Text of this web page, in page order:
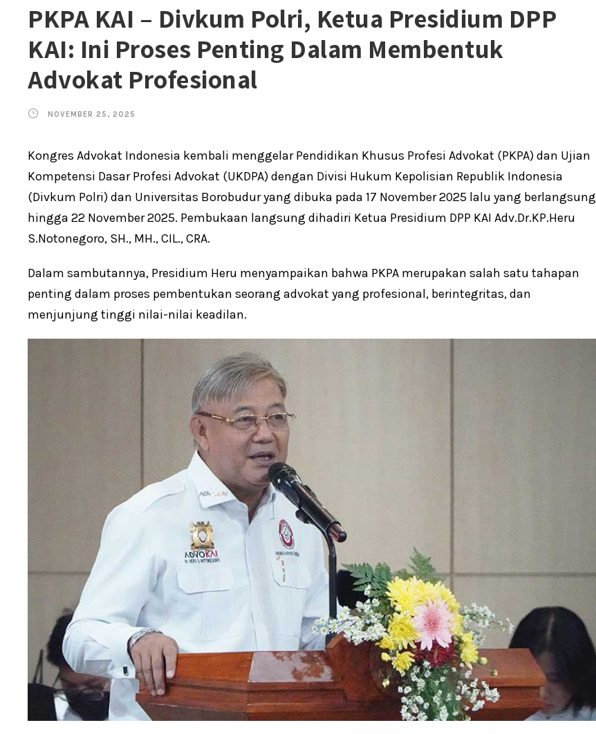
PKPA KAI – Divkum Polri, Ketua Presidium DPP
KAI: Ini Proses Penting Dalam Membentuk
Advokat Profesional
NOVEMBER 25, 2025
Kongres Advokat Indonesia kembali menggelar Pendidikan Khusus Profesi Advokat (PKPA) dan Ujian
Kompetensi Dasar Profesi Advokat (UKDPA) dengan Divisi Hukum Kepolisian Republik Indonesia
(Divkum Polri) dan Universitas Borobudur yang dibuka pada 17 November 2025 lalu yang berlangsung
hingga 22 November 2025. Pembukaan langsung dihadiri Ketua Presidium DPP KAI Adv.Dr.KP.Heru
S.Notonegoro, SH., MH., CIL., CRA.
Dalam sambutannya, Presidium Heru menyampaikan bahwa PKPA merupakan salah satu tahapan
penting dalam proses pembentukan seorang advokat yang profesional, berintegritas, dan
menjunjung tinggi nilai-nilai keadilan.